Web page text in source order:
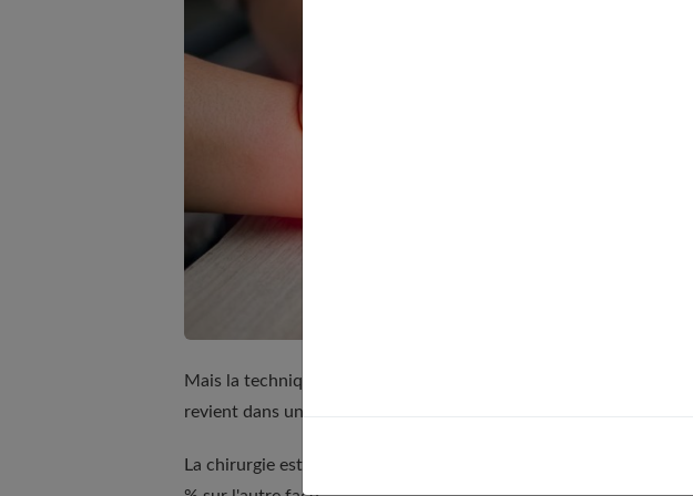
Mais la technique la plus simple - l'infiltration - n'évite pas la
revient dans un cas sur deux.
La chirurgie est plus efficace. Le kyste réapparaît plus rarement :